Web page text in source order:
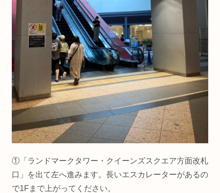
①「ランドマークタワー・クイーンズスクエア方面改札
口」を出て左へ進みます。長いエスカレーターがあるの
で1Fまで上がってください。